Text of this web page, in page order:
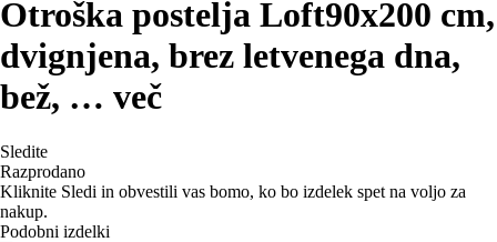
Otroška postelja Loft90x200 cm,
dvignjena, brez letvenega dna,
bež, … več
Sledite
Razprodano
Kliknite Sledi in obvestili vas bomo, ko bo izdelek spet na voljo za
nakup.
Podobni izdelki